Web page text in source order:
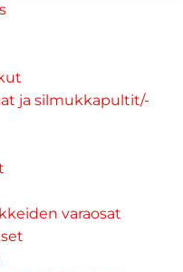
ja silmukkapultit/-
varaosat